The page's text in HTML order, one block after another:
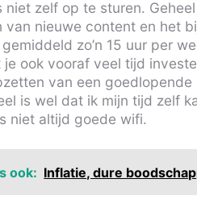
niet zelf op te sturen.
van nieuwe content en het
zo’n 15 uur per
je ook vooraf veel tijd
van een
is wel dat ik mijn tijd zelf
niet altijd goede wifi.
ook: Inflatie, dure